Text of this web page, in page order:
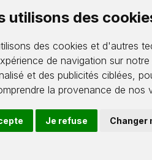
utilisons des
des cookies et d'autres
de navigation sur
et des publicités ciblées,
la provenance de nos
Je refuse Changer